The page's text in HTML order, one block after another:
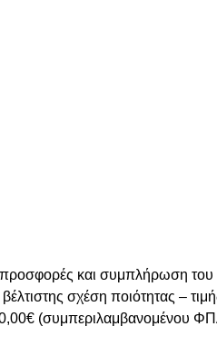
και συμπλήρωση του
σχέση ποιότητας –
(συμπεριλαμβανομένου